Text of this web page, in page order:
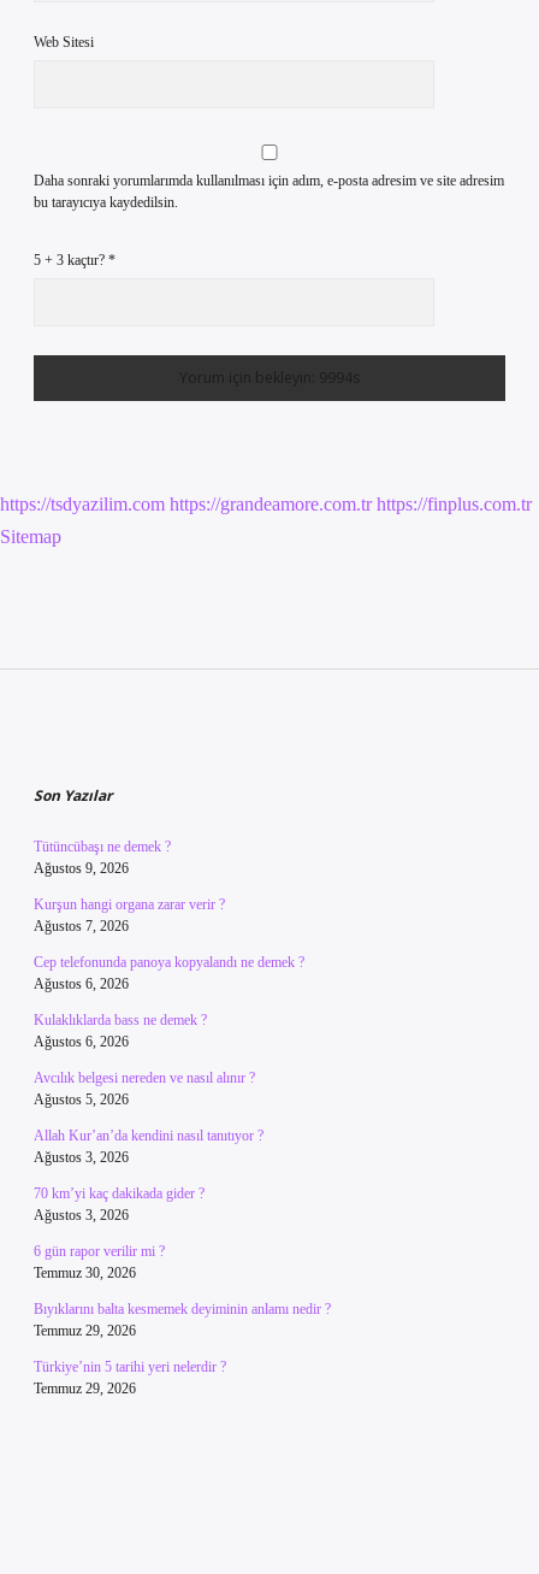
Web Sitesi
Daha sonraki yorumlarımda kullanılması için adım, e-posta adresim ve site adresim
bu tarayıcıya kaydedilsin.
5 + 3 kaçtır? *
https://tsdyazilim.com https://grandeamore.com.tr https://finplus.com.tr
Sitemap
Son Yazılar
Tütüncübaşı ne demek ?
Ağustos 9, 2026
Kurşun hangi organa zarar verir ?
Ağustos 7, 2026
Cep telefonunda panoya kopyalandı ne demek ?
Ağustos 6, 2026
Kulaklıklarda bass ne demek ?
Ağustos 6, 2026
Avcılık belgesi nereden ve nasıl alınır ?
Ağustos 5, 2026
Allah Kur’an’da kendini nasıl tanıtıyor ?
Ağustos 3, 2026
70 km’yi kaç dakikada gider ?
Ağustos 3, 2026
6 gün rapor verilir mi ?
Temmuz 30, 2026
Bıyıklarını balta kesmemek deyiminin anlamı nedir ?
Temmuz 29, 2026
Türkiye’nin 5 tarihi yeri nelerdir ?
Temmuz 29, 2026